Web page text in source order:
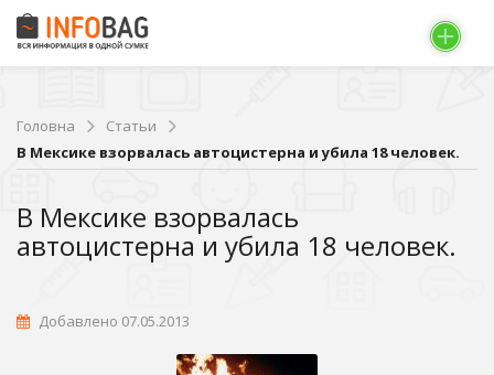
Головна
Статьи
В Мексике взорвалась автоцистерна и убила 18 человек.
В Мексике взорвалась
автоцистерна и убила 18 человек.
Добавлено 07.05.2013